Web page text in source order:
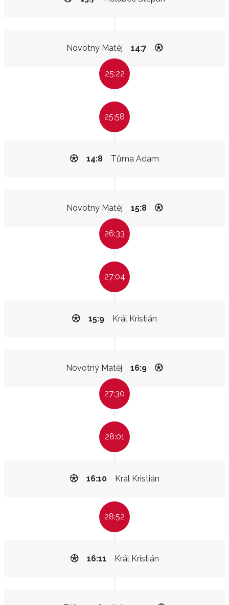
Novotný Matěj 14:7
25:22
25:58
Tůma Adam
14:8
Novotný Matěj 15:8
26:33
27:04
Král Kristián
15:9
Novotný Matěj 16:9
27:30
28:01
Král Kristián
16:10
28:52
Král Kristián
16:11